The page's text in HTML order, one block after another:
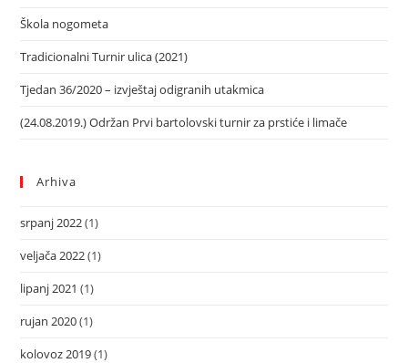
Škola nogometa
Tradicionalni Turnir ulica (2021)
Tjedan 36/2020 – izvještaj odigranih utakmica
(24.08.2019.) Održan Prvi bartolovski turnir za prstiće i limače
Arhiva
srpanj 2022(1)
veljača 2022(1)
lipanj 2021 (1)
rujan 2020(1)
kolovoz 2019(1)